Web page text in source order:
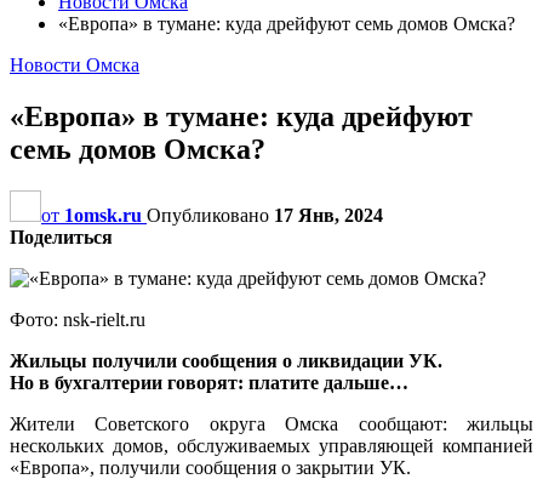
«Европа» в тумане: куда дрейфуют семь домов Омска?
Новости Омска
«Европа» в тумане: куда дрейфуют
семь домов Омска?
от 1omsk.ru Опубликовано 17 Янв, 2024
Поделиться
Фото: nsk-rielt.ru
Жильцы получили сообщения о ликвидации УК.
Но в бухгалтерии говорят: платите дальше…
Жители Советского округа Омска сообщают: жильцы
нескольких домов, обслуживаемых управляющей компанией
«Европа», получили сообщения о закрытии УК.